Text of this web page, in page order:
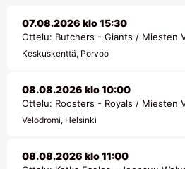
07.08.2026 klo 15:30
Ottelu: Butchers - Giants / Miesten
Keskuskenttä, Porvoo
08.08.2026 klo 10:00
Ottelu: Roosters - Royals / Miesten
Velodromi, Helsinki
08.08.2026 klo 11:00